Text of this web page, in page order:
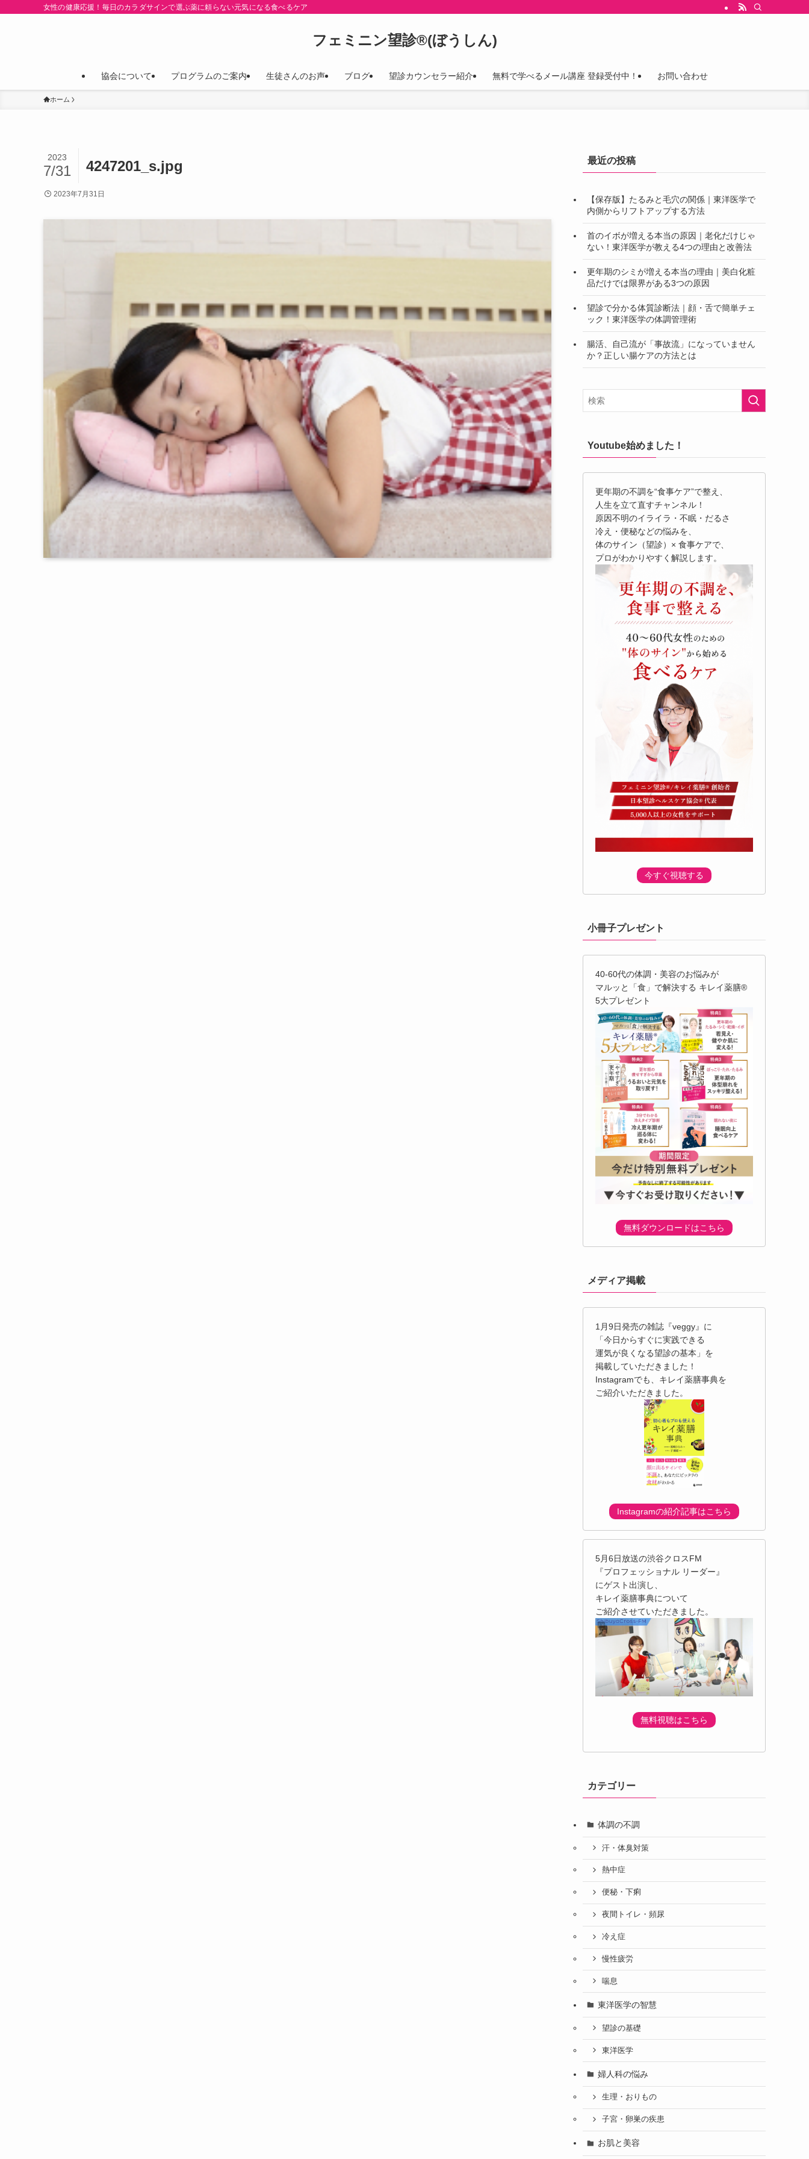
女性の健康応援！毎日のカラダサインで選ぶ薬に頼らない元気になる食べるケア
フェミニン望診®(ぼうしん)
協会について プログラムのご案内 生徒さんのお声 ブログ 望診カウンセラー紹介 無料で学べるメール講座 登録受付中！ お問い合わせ
ホーム
4247201_s.jpg
2023
7/31
2023年7月31日
最近の投稿
【保存版】たるみと毛穴の関係｜東洋医学で
内側からリフトアップする方法
首のイボが増える本当の原因｜老化だけじゃ
ない！東洋医学が教える4つの理由と改善法
更年期のシミが増える本当の理由｜美白化粧
品だけでは限界がある3つの原因
望診で分かる体質診断法｜顔・舌で簡単チェ
ック！東洋医学の体調管理術
腸活、自己流が「事故流」になっていません
か？正しい腸ケアの方法とは
Youtube始めました！
更年期の不調を“食事ケア”で整え、
人生を立て直すチャンネル！
原因不明のイライラ・不眠・だるさ
冷え・便秘などの悩みを、
体のサイン（望診）× 食事ケアで、
プロがわかりやすく解説します。
今すぐ視聴する
小冊子プレゼント
40-60代の体調・美容のお悩みが
マルッと「食」で解決する キレイ薬膳®︎
5大プレゼント
無料ダウンロードはこちら
メディア掲載
1月9日発売の雑誌『veggy』に
「今日からすぐに実践できる
運気が良くなる望診の基本」を
掲載していただきました！
Instagramでも、キレイ薬膳事典を
ご紹介いただきました。
Instagramの紹介記事はこちら
5月6日放送の渋谷クロスFM
『プロフェッショナル リーダー』
にゲスト出演し、
キレイ薬膳事典について
ご紹介させていただきました。
無料視聴はこちら
カテゴリー
体調の不調
汗・体臭対策
熱中症
便秘・下痢
夜間トイレ・頻尿
冷え症
慢性疲労
喘息
東洋医学の智慧
望診の基礎
東洋医学
婦人科の悩み
生理・おりもの
子宮・卵巣の疾患
お肌と美容